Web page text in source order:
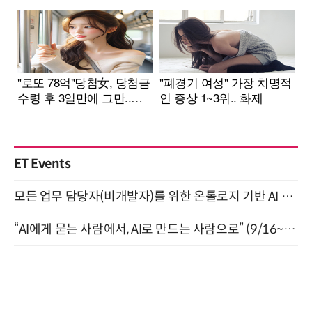
ET Events
모든 업무 담당자(비개발자)를 위한 온톨로지 기반 AI 지식체계 설계 1-day 워크숍 8월 20일 개최
“AI에게 묻는 사람에서, AI로 만드는 사람으로” (9/16~17)